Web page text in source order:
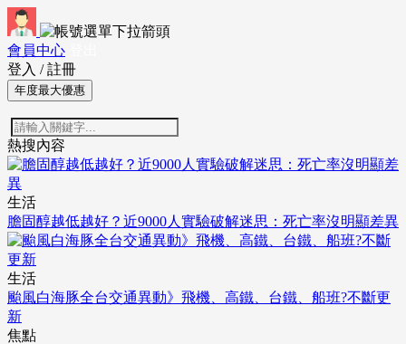
會員中心
登入 / 註冊
年度最大優惠
熱搜內容
生活
膽固醇越低越好？近9000人實驗破解迷思：死亡率沒明顯差異
生活
颱風白海豚全台交通異動》飛機、高鐵、台鐵、船班?不斷更
新
焦點